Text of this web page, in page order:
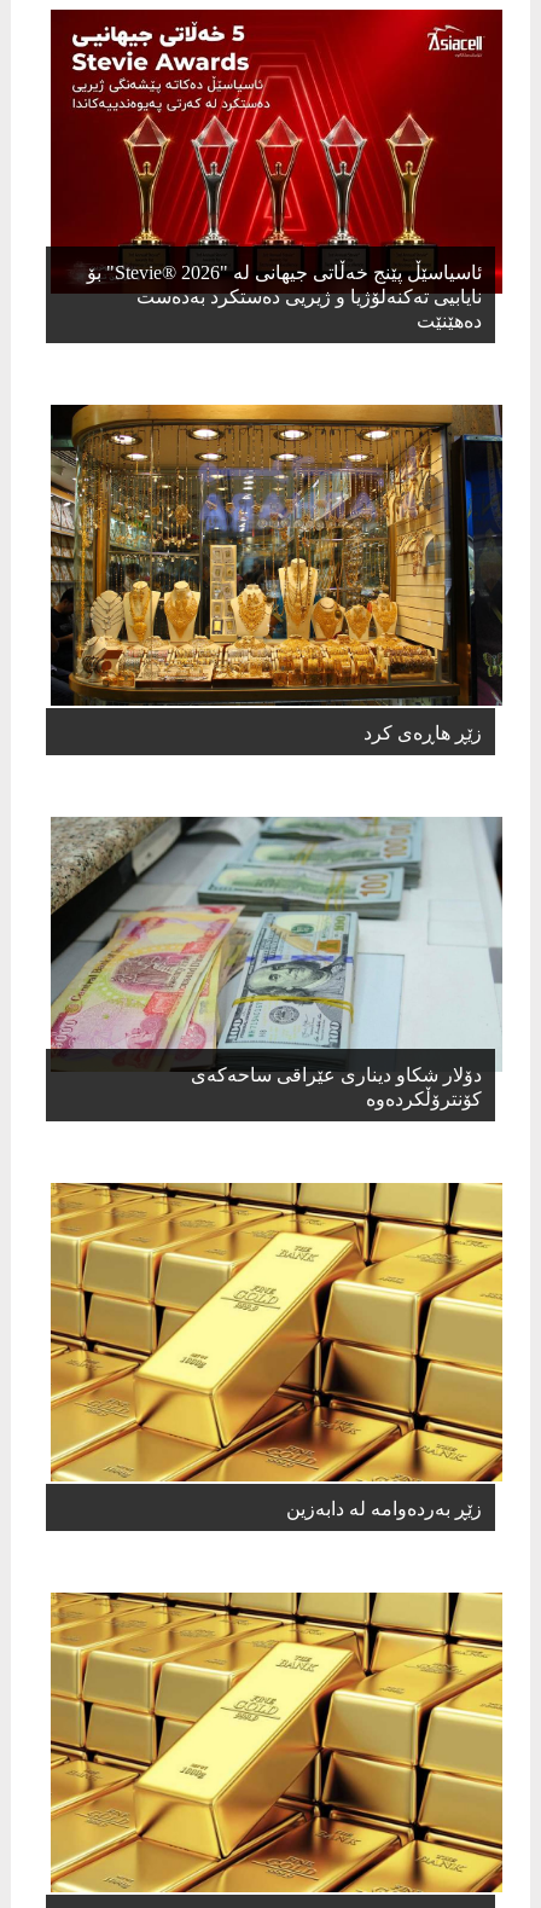
ئاسیاسێڵ پێنج خەڵاتی جیهانی لە "Stevie® 2026" بۆ
نایابیی تەکنەلۆژیا و ژیریی دەستکرد بەدەست
دەهێنێت
زێڕ هاڕەی کرد
دۆلار شكاو دیناری عێراقی ساحەكەی
كۆنترۆڵكردەوە
زێڕ بەردەوامە لە دابەزین